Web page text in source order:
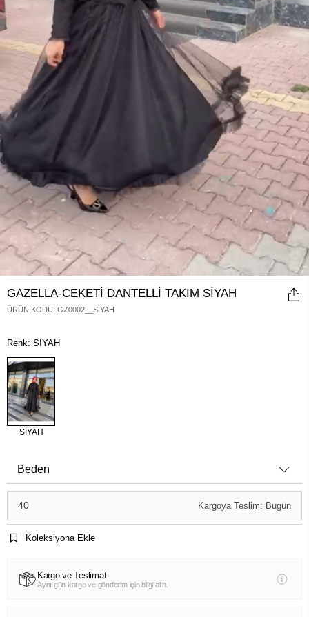
GAZELLA-CEKETİ DANTELLİ TAKIM SİYAH
ÜRÜN KODU: GZ0002__SİYAH
Renk: SİYAH
SİYAH
Beden
40 Kargoya Teslim: Bugün
Koleksiyona Ekle
Kargo ve Teslimat
Aynı gün kargo ve gönderim için bilgi alın.